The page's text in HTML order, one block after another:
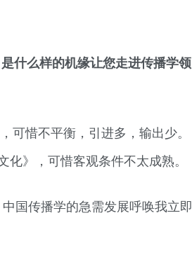
什么样的机缘让您走进传播学领
可惜不平衡，引进多，输出少。
》，可惜客观条件不太成熟。
国传播学的急需发展呼唤我立即